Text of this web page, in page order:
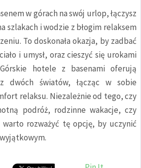
w górach na swój urlop, łączysz
szlakach i wodzie z błogim relaksem
To doskonała okazja, by zadbać
i umysł, oraz cieszyć się urokami
hotele z basenami oferują
dwóch światów, łącząc w sobie
relaksu. Niezależnie od tego, czy
podróż, rodzinne wakacje, czy
rozważyć tę opcję, by uczynić